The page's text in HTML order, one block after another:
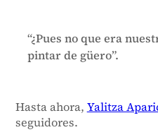
“¿Pues no que era
pintar de güero”.
Hasta ahora, Yalitza
seguidores.